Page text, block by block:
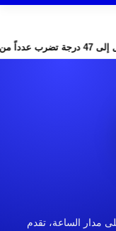
تصل إلى 47 درجة تضرب عدداً من أقاليم المغرب
مدار الساعة، تقدم